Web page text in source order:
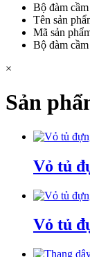
Bộ đàm
Tên sản
Mã sản
Bộ đàm
×
Sản
Vỏ tủ
Vỏ tủ